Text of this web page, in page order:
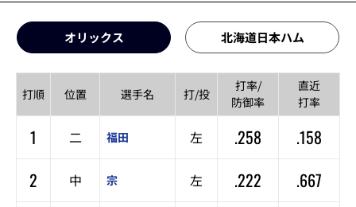
オリックス 北海道日本ハム
打順 位置 選手名 打/投
打率/
防御率
直近
打率
1 二 福田 左 .258
.158
2
中 宗 左 .222
.667